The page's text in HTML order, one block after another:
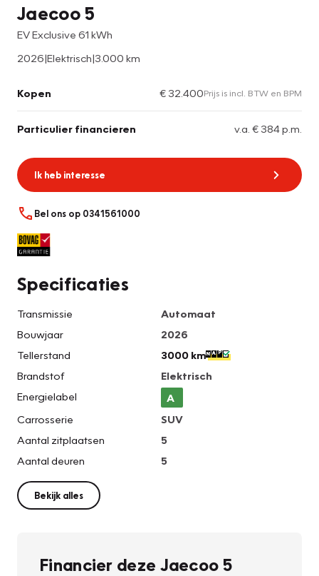
Jaecoo 5
EV Exclusive 61 kWh
2026|Elektrisch|3.000 km
Kopen € 32.400Prijs is incl. BTW en BPM
Particulier financieren v.a. € 384 p.m.
Ik heb interesse
Bel ons op 0341561000
Specificaties
Transmissie
Automaat
Bouwjaar
2026
Tellerstand
3000 km
Brandstof
Elektrisch
Energielabel
A
Carrosserie
SUV
Aantal zitplaatsen
5
Aantal deuren
5
Bekijk alles
Financier deze Jaecoo 5